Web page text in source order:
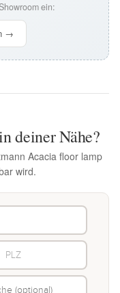
ein:
→
deiner Nähe?
Acacia floor lamp
wird.